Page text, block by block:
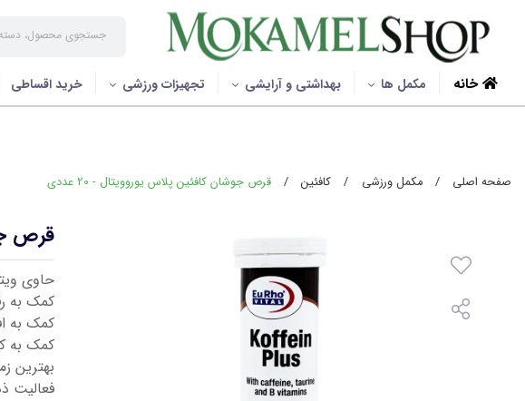
خانه مکمل ها بهداشتی و آرایشی تجهیزات ورزشی خرید اقساطی
صفحه اصلی / مکمل ورزشی / کافئین / قرص جوشان کافئین پلاس یوروویتال - 20 عددی
قرص
حاوی ویتامین های ب6،
کمک به
کمک به
کمک به
فعالیت